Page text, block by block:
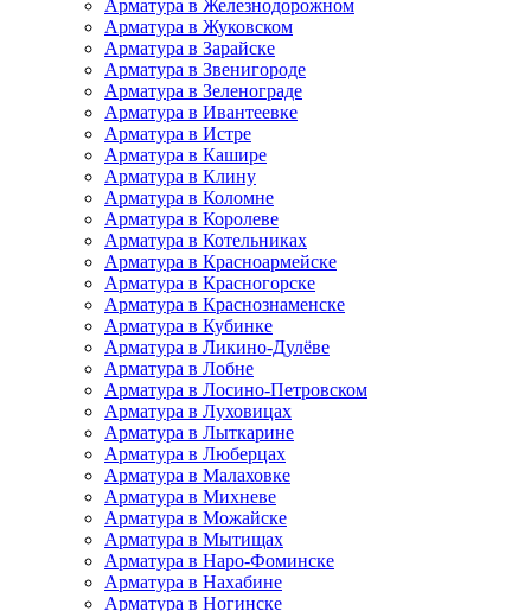
Арматура в Железнодорожном
Арматура в Жуковском
Арматура в Зарайске
Арматура в Звенигороде
Арматура в Зеленограде
Арматура в Ивантеевке
Арматура в Истре
Арматура в Кашире
Арматура в Клину
Арматура в Коломне
Арматура в Королеве
Арматура в Котельниках
Арматура в Красноармейске
Арматура в Красногорске
Арматура в Краснознаменске
Арматура в Кубинке
Арматура в Ликино-Дулёве
Арматура в Лобне
Арматура в Лосино-Петровском
Арматура в Луховицах
Арматура в Лыткарине
Арматура в Люберцах
Арматура в Малаховке
Арматура в Михневе
Арматура в Можайске
Арматура в Мытищах
Арматура в Наро-Фоминске
Арматура в Нахабине
Арматура в Ногинске